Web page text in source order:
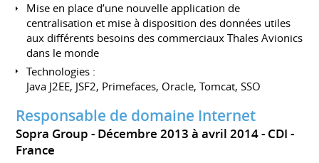
Mise en place d’une nouvelle application de
centralisation et mise à disposition des données utiles
aux différents besoins des commerciaux Thales Avionics
dans le monde
Technologies :
Java J2EE, JSF2, Primefaces, Oracle, Tomcat, SSO
Responsable de domaine Internet
Sopra Group Décembre 2013 à avril 2014 CDI
France